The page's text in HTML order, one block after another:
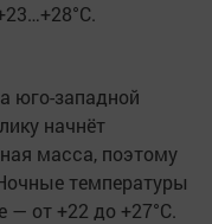
юго-западной
начнёт
масса, поэтому
температуры
— от +22 до +27°C.